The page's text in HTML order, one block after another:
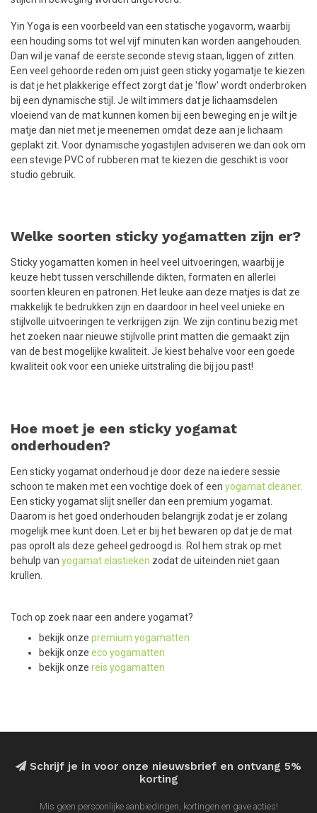
Yin Yoga is een voorbeeld van een statische yogavorm, waarbij
een houding soms tot wel vijf minuten kan worden aangehouden.
Dan wil je vanaf de eerste seconde stevig staan, liggen of zitten.
Een veel gehoorde reden om juist geen sticky yogamatje te kiezen
is dat je het plakkerige effect zorgt dat je 'flow' wordt onderbroken
bij een dynamische stijl. Je wilt immers dat je lichaamsdelen
vloeiend van de mat kunnen komen bij een beweging en je wilt je
matje dan niet met je meenemen omdat deze aan je lichaam
geplakt zit. Voor dynamische yogastijlen adviseren we dan ook om
een stevige PVC of rubberen mat te kiezen die geschikt is voor
studio gebruik.
Welke soorten sticky yogamatten zijn er?
Sticky yogamatten komen in heel veel uitvoeringen, waarbij je
keuze hebt tussen verschillende dikten, formaten en allerlei
soorten kleuren en patronen. Het leuke aan deze matjes is dat ze
makkelijk te bedrukken zijn en daardoor in heel veel unieke en
stijlvolle uitvoeringen te verkrijgen zijn. We zijn continu bezig met
het zoeken naar nieuwe stijlvolle print matten die gemaakt zijn
van de best mogelijke kwaliteit. Je kiest behalve voor een goede
kwaliteit ook voor een unieke uitstraling die bij jou past!
Hoe moet je een sticky yogamat
onderhouden?
Een sticky yogamat onderhoud je door deze na iedere sessie
schoon te maken met een vochtige doek of een yogamat cleaner.
Een sticky yogamat slijt sneller dan een premium yogamat.
Daarom is het goed onderhouden belangrijk zodat je er zolang
mogelijk mee kunt doen. Let er bij het bewaren op dat je de mat
pas oprolt als deze geheel gedroogd is. Rol hem strak op met
behulp van yogamat elastieken zodat de uiteinden niet gaan
krullen.
Toch op zoek naar een andere yogamat?
bekijk onze premium yogamatten
bekijk onze eco yogamatten
bekijk onze reis yogamatten
Schrijf je in voor onze nieuwsbrief en ontvang 5%
korting
Mis geen persoonlijke aanbiedingen, kortingen en gave acties!